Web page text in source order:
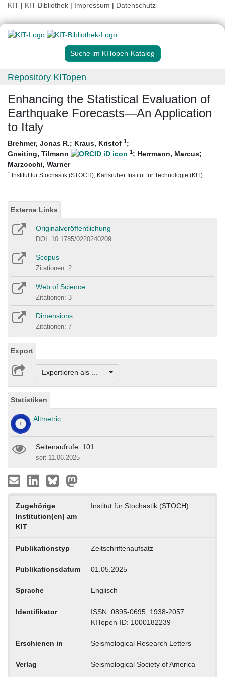
KIT | KIT-Bibliothek | Impressum | Datenschutz
Suche im KITopen-Katalog
Repository KITopen
Enhancing the Statistical Evaluation of
Earthquake Forecasts—An Application
to Italy
Brehmer, Jonas R.; Kraus, Kristof 1;
Gneiting, Tilmann
1; Herrmann, Marcus;
Marzocchi, Warner
1 Institut für Stochastik (STOCH), Karlsruher Institut für Technologie (KIT)
Externe Links
Originalveröffentlichung
DOI: 10.1785/0220240209
Scopus
Zitationen: 2
Web of Science
Zitationen: 3
Dimensions
Zitationen: 7
Export
Exportieren als ...
Statistiken
Altmetric
Seitenaufrufe: 101
seit 11.06.2025
Zugehörige
Institution(en) am
KIT
Institut für Stochastik (STOCH)
Publikationstyp Zeitschriftenaufsatz
Publikationsdatum 01.05.2025
Sprache Englisch
Identifikator
ISSN: 0895-0695, 1938-2057
KITopen-ID: 1000182239
Erschienen in Seismological Research Letters
Verlag Seismological Society of America